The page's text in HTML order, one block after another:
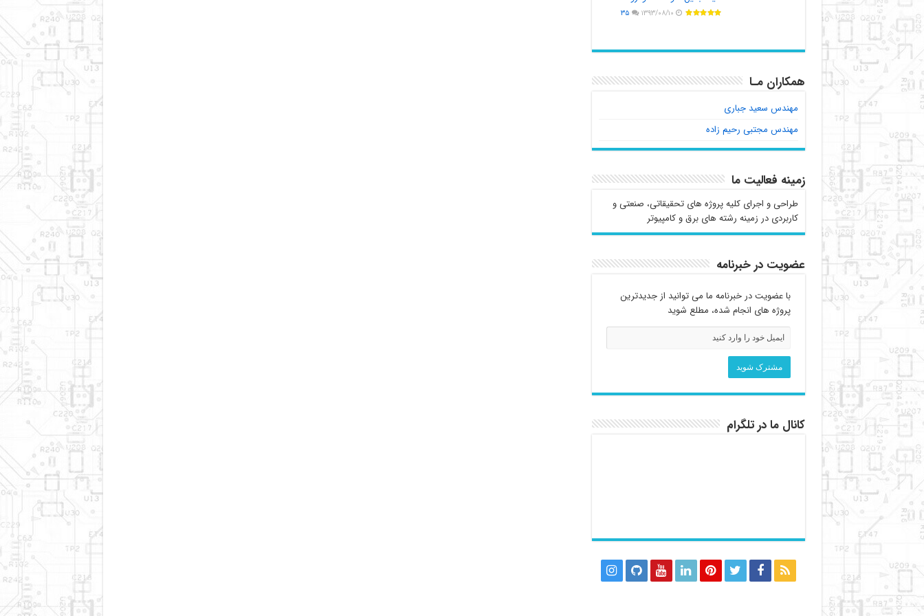
۱۳۹۳/۰۸/۱۰ ۳۵
همکاران مـا
مهندس سعید جباری
مهندس مجتبی رحیم زاده
زمینه فعالیت ما
طراحی و اجرای کلیه پروژه های تحقیقاتی، صنعتی و
کاربردی در زمینه رشته های برق و کامپیوتر
عضویت در خبرنامه
با عضویت در خبرنامه ما می توانید از جدیدترین
پروژه های انجام شده، مطلع شوید
کانال ما در تلگرام